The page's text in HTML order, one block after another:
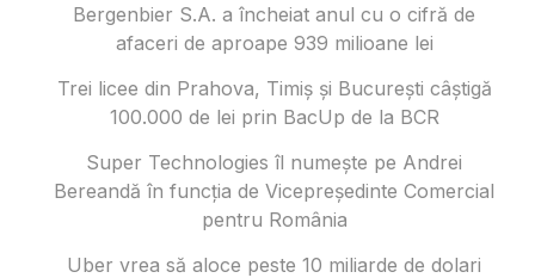
Bergenbier S.A. a încheiat anul cu o cifră de
afaceri de aproape 939 milioane lei
Trei licee din Prahova, Timiș și București câștigă
100.000 de lei prin BacUp de la BCR
Super Technologies îl numește pe Andrei
Bereandă în funcția de Vicepreședinte Comercial
pentru România
Uber vrea să aloce peste 10 miliarde de dolari